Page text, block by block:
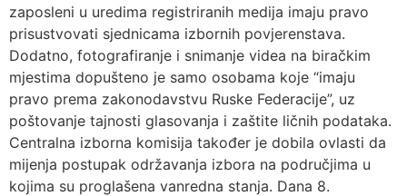
zaposleni u uredima registriranih medija imaju pravo
prisustvovati sjednicama izbornih povjerenstava.
Dodatno, fotografiranje i snimanje videa na biračkim
mjestima dopušteno je samo osobama koje “imaju
pravo prema zakonodavstvu Ruske Federacije”, uz
poštovanje tajnosti glasovanja i zaštite ličnih podataka.
Centralna izborna komisija također je dobila ovlasti da
mijenja postupak održavanja izbora na područjima u
kojima su proglašena vanredna stanja. Dana 8.